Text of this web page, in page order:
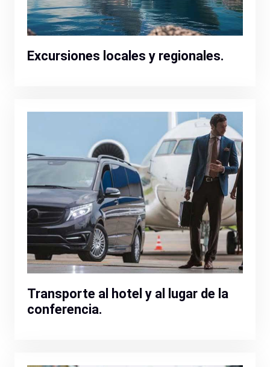
Excursiones locales y regionales.
Transporte al hotel y al lugar de la
conferencia.